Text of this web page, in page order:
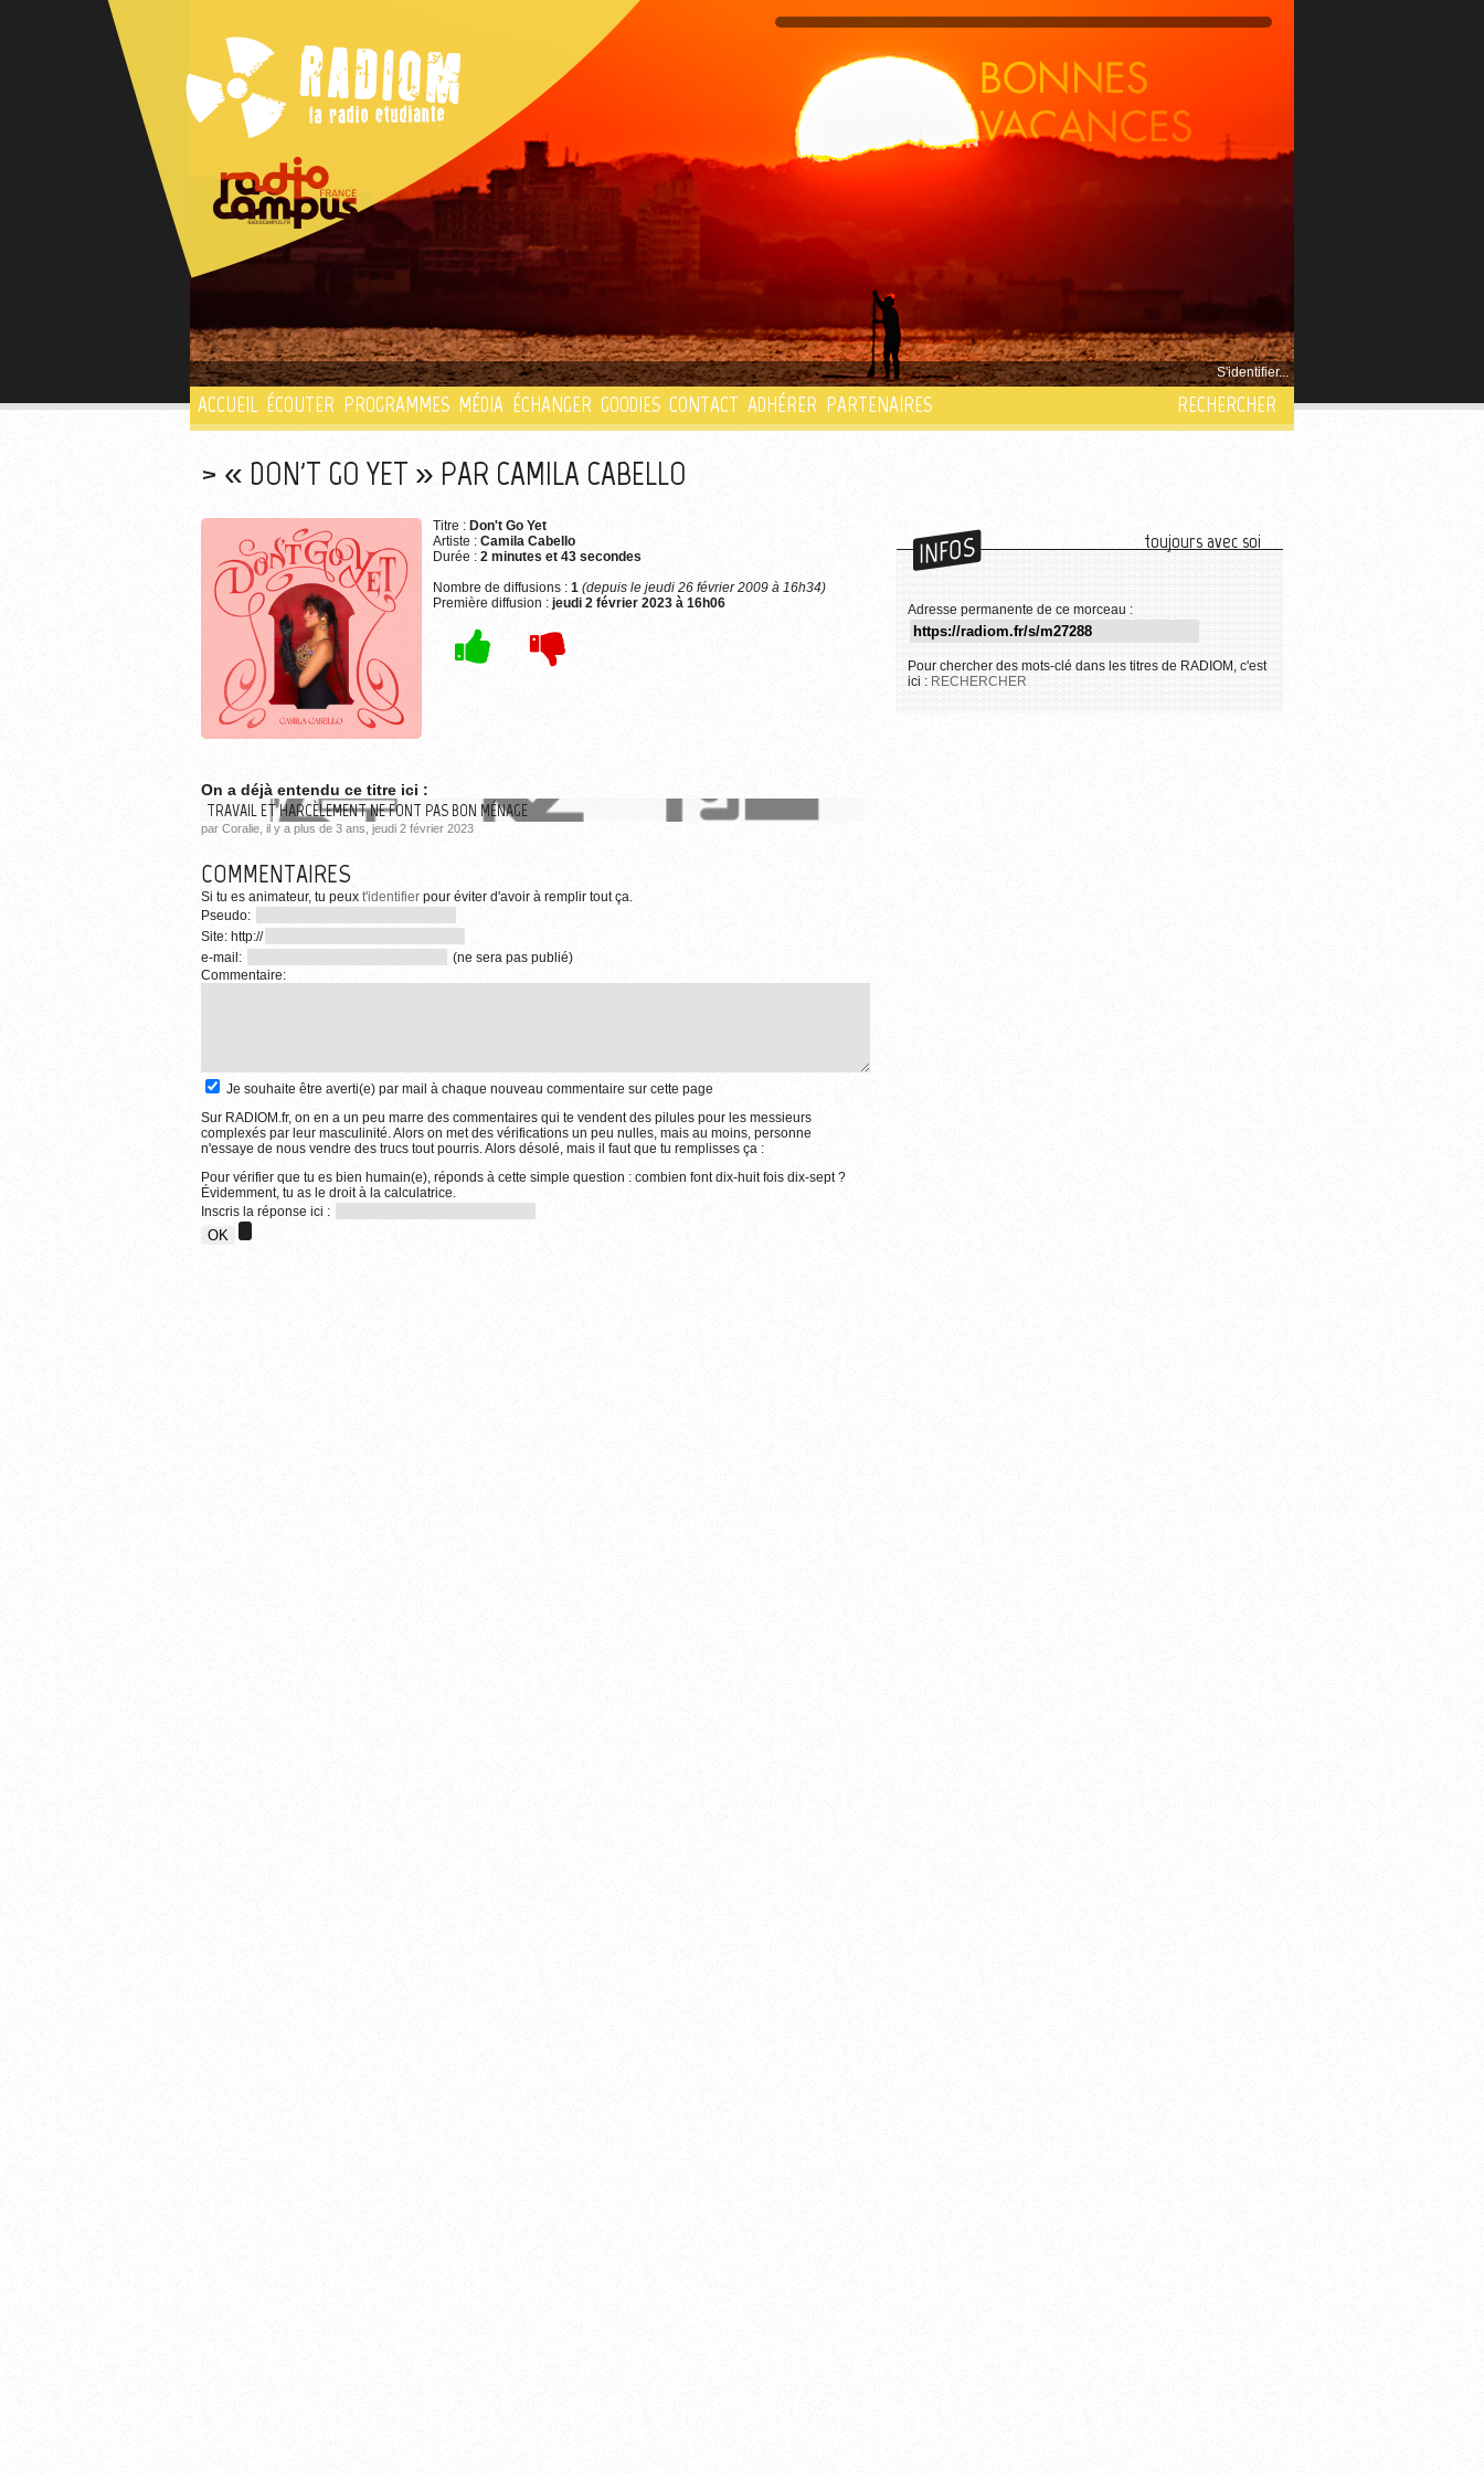
S'identifier...
ACCUEIL ÉCOUTER PROGRAMMES MÉDIA ÉCHANGER GOODIES CONTACT ADHÉRER PARTENAIRES RECHERCHER
« DON'T GO YET » PAR CAMILA CABELLO
Titre : Don't Go Yet
Artiste : Camila Cabello
Durée : 2 minutes et 43 secondes
Nombre de diffusions : 1 (depuis le jeudi 26 février 2009 à 16h34)
Première diffusion : jeudi 2 février 2023 à 16h06
On a déjà entendu ce titre ici :
TRAVAIL ET HARCÈLEMENT NE FONT PAS BON MÉNAGE
par Coralie, il y a plus de 3 ans, jeudi 2 février 2023
COMMENTAIRES
Si tu es animateur, tu peux t'identifier pour éviter d'avoir à remplir tout ça.
Pseudo:
Site: http://
e-mail:
(ne sera pas publié)
Commentaire:
Je souhaite être averti(e) par mail à chaque nouveau commentaire sur cette page
Sur RADIOM.fr, on en a un peu marre des commentaires qui te vendent des pilules pour les messieurs
complexés par leur masculinité. Alors on met des vérifications un peu nulles, mais au moins, personne
n'essaye de nous vendre des trucs tout pourris. Alors désolé, mais il faut que tu remplisses ça :
Pour vérifier que tu es bien humain(e), réponds à cette simple question : combien font dix-huit fois dix-sept ?
Évidemment, tu as le droit à la calculatrice.
Inscris la réponse ici :
INFOS toujours avec soi
Adresse permanente de ce morceau :
Pour chercher des mots-clé dans les titres de RADIOM, c'est
ici : RECHERCHER